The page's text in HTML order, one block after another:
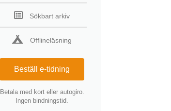
Sökbart arkiv
Offlineläsning
Beställ e-tidning
Betala med kort eller autogiro.
Ingen bindningstid.